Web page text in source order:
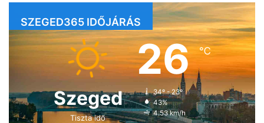
SZEGED365 IDŐJÁRÁS
Szeged
Tiszta idő
26℃
34º - 23º
43%
4.53 km/h